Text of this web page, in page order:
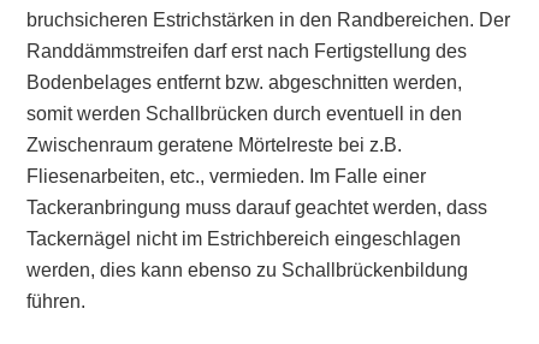
bruchsicheren Estrichstärken in den Randbereichen. Der
Randdämmstreifen darf erst nach Fertigstellung des
Bodenbelages entfernt bzw. abgeschnitten werden,
somit werden Schallbrücken durch eventuell in den
Zwischenraum geratene Mörtelreste bei z.B.
Fliesenarbeiten, etc., vermieden. Im Falle einer
Tackeranbringung muss darauf geachtet werden, dass
Tackernägel nicht im Estrichbereich eingeschlagen
werden, dies kann ebenso zu Schallbrückenbildung
führen.